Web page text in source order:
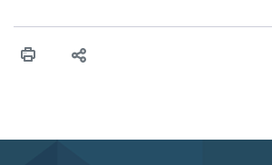
érésű szőlőkben is legyen lehetőség a
felhasználók számára is elérhető és